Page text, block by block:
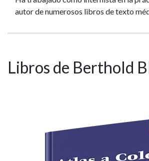
autor de numerosos libros de texto
Libros de Berthold